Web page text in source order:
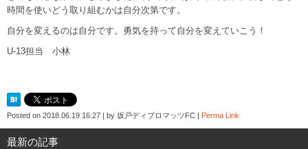
時間を使いどう取り組むかは自分次第です。
自分を変えるのは自分です。勇気を持って自分を変えていこう！
U-13担当 小林
Posted on 2018.06.19 16:27 by 坂戸ディプロマッツFC Perma Link
最新の記事